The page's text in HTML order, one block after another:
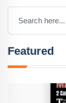
Featured